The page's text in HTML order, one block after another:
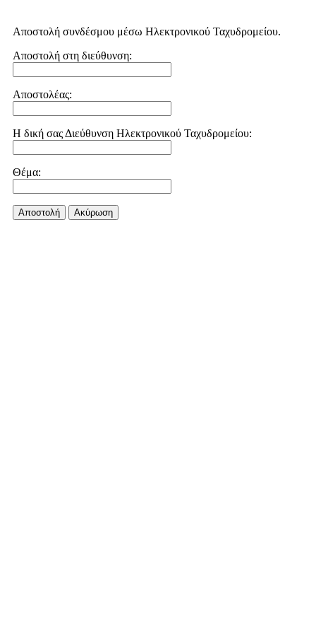
Αποστολή συνδέσμου μέσω Ηλεκτρονικού Ταχυδρομείου.
Αποστολή στη διεύθυνση:
Αποστολέας:
Η δική σας Διεύθυνση Ηλεκτρονικού Ταχυδρομείου:
Θέμα:
Αποστολή Aκύρωση